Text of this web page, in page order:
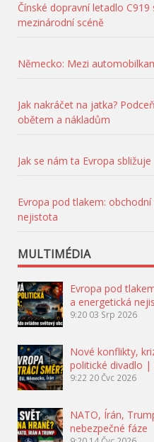
Čínské dopravní letadlo
mezinárodní scéně
Německo: Mezi
Jak nakráčet na jatka?
obětem a nákladům
Jak se nám ta Evropa sbližuje
Evropa pod tlakem:
nejistota
MULTIMÉDIA
Evropa pod
a energetická
9:20 03 Srp 2026
Nové konflikty,
politické divadlo |
9:22 20 Čvc 2026
NATO, Írán,
nebezpečné fáze